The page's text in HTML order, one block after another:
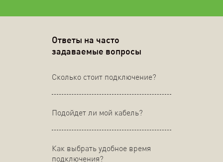
Ответы на часто
задаваемые вопросы
Сколько стоит подключение?
Подойдет ли мой кабель?
Как выбрать удобное время
подключения?